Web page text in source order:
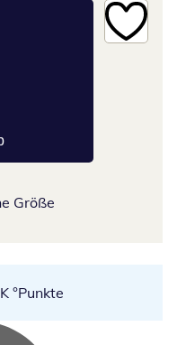
Größe
°Punkte